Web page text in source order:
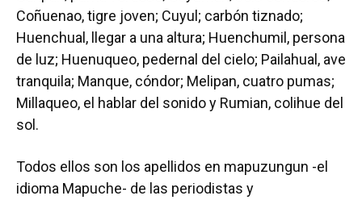
Coñuenao, tigre joven; Cuyul; carbón tiznado;
Huenchual, llegar a una altura; Huenchumil, persona
de luz; Huenuqueo, pedernal del cielo; Pailahual, ave
tranquila; Manque, cóndor; Melipan, cuatro pumas;
Millaqueo, el hablar del sonido y Rumian, colihue del
sol.
Todos ellos son los apellidos en mapuzungun -el
idioma Mapuche- de las periodistas y